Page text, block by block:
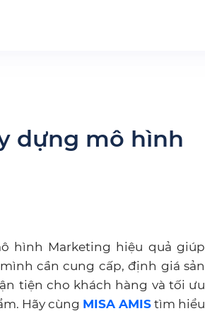
dựng mô hình
hình Marketing hiệu quả giúp
cần cung cấp, định giá sản
tiện cho khách hàng và tối ưu
Hãy cùng MISA AMIS tìm hiểu